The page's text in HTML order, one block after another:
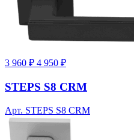
3 960 ₽ 4 950 ₽
STEPS S8 CRM
Арт. STEPS S8 CRM